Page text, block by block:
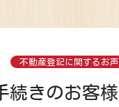
不動産登記に関するお声
続きのお客様